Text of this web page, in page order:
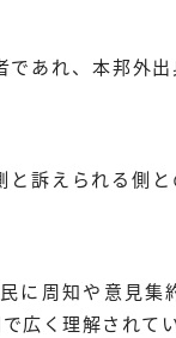
あれ、本邦外
訴えられる側
に周知や意見集
広く理解されて